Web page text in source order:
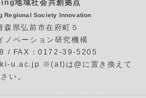
地域社会共創拠点
Regional Society Innovation
県弘前市在府町５
ノベーション研究機構
/ FAX：0172-39-5205
u.ac.jp ※(at)は@に置き換えて
い。